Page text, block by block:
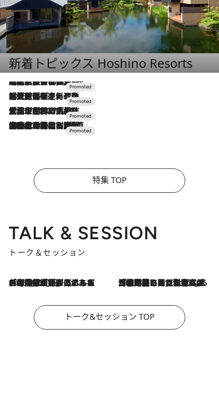
新着トピックス Hoshino Resorts
2026.7.31
【ホテル帰省】という選択肢をOMOが提案。家族とほどよい距離を保つには「昼は実家、夜は気兼ねなくホテルで！」
2026.7.24
【夏限定ディナーコース】旬を迎える稚鮎や花ズッキーニなどをイタリア・トスカーナの郷土料理の手法で満喫！
2026.7.17
「土佐和ハーブかき氷」がOMO7高知に登場！生姜、山椒、大葉など目にも舌にも涼を呼ぶ郷土の味
2026.7.10
NEW OPEN！【界 草津】名湯の地に誕生。趣の異なる2種の温泉と上州ならではの会席・蕎麦割烹など美食を味わう究極の癒やし旅
特集 TOP
TALK & SESSION
トーク＆セッション
2026.8.3
「今後値上げがあるとすれば…」「リスクがあるのは今年の冬」エネルギー専門家が語る、ホルムズ海峡封鎖が家庭にもたらす“ある心配” 2026.8.3
「住宅建てられない…」「サーチャージ料の高値が続いている」ホルムズ海峡封鎖による影響はいつまで続く？《エネルギー専門家に聞く“どうなる日本の暮らし”》
トーク&セッション TOP